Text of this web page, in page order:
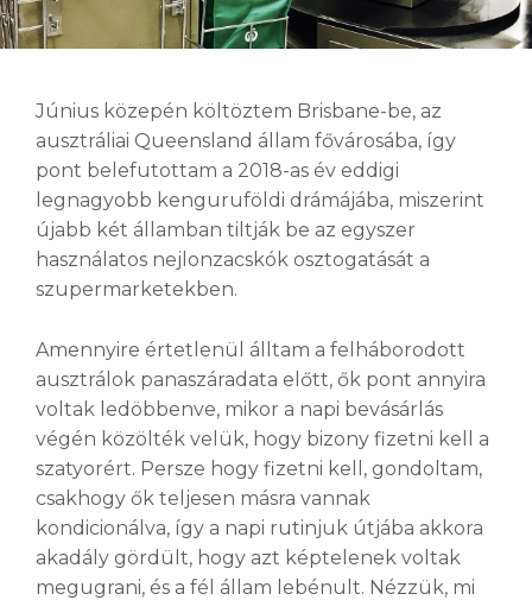
Június közepén költöztem Brisbane-be, az
ausztráliai Queensland állam fővárosába, így
pont belefutottam a 2018-as év eddigi
legnagyobb kenguruföldi drámájába, miszerint
újabb két államban tiltják be az egyszer
használatos nejlonzacskók osztogatását a
szupermarketekben.
Amennyire értetlenül álltam a felháborodott
ausztrálok panaszáradata előtt, ők pont annyira
voltak ledöbbenve, mikor a napi bevásárlás
végén közölték velük, hogy bizony fizetni kell a
szatyorért. Persze hogy fizetni kell, gondoltam,
csakhogy ők teljesen másra vannak
kondicionálva, így a napi rutinjuk útjába akkora
akadály gördült, hogy azt képtelenek voltak
megugrani, és a fél állam lebénult. Nézzük, mi